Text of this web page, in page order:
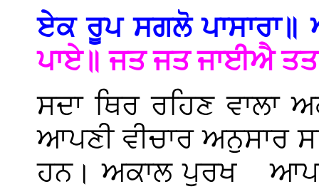
ਏਕ ਰੂਪ ਸਗਲੋ
ਪਾਏ॥ ਜਤ ਜਤ ਜਾਈਐ
ਸਦਾ ਥਿਰ ਰਹਿਣ ਵਾਲਾ
ਆਪਣੀ ਵੀਚਾਰ ਅਨੁਸਾਰ
ਹਨ। ਅਕਾਲ ਪੁਰਖ
ਆਪ